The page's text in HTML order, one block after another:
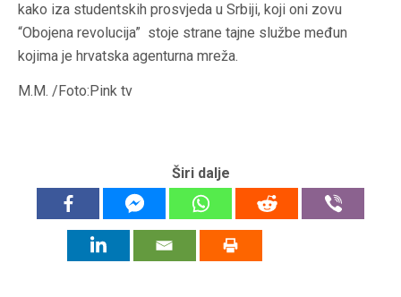
kako iza studentskih prosvjeda u Srbiji, koji oni zovu
“Obojena revolucija” stoje strane tajne službe međun
kojima je hrvatska agenturna mreža.
M.M. /Foto:Pink tv
Širi dalje